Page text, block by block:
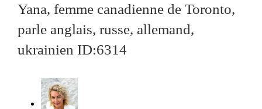
Yana, femme canadienne de Toronto,
parle anglais, russe, allemand,
ukrainien ID:6314